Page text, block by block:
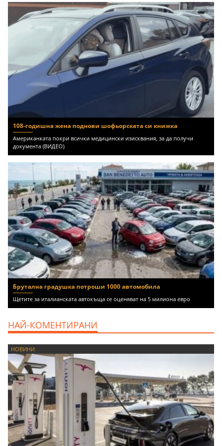
108-годишна жена поднови шофьорската си книжка
Американката покри всички медицински изисквания, за да получи
документа (ВИДЕО)
Брутална градушка потроши 1000 автомобила
Щетите за италианската автокъща се оценяват на 5 милиона евро
НАЙ-КОМЕНТИРАНИ
НОВИНИ